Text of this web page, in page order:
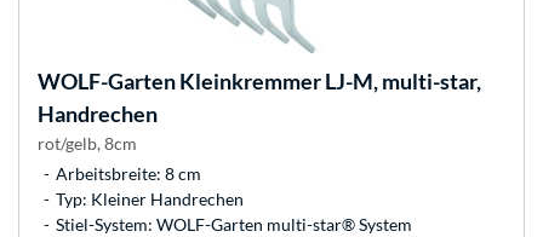
WOLF-GartenKleinkremmer LJ-M, multi-star,
Handrechen
rot/gelb, 8cm
Arbeitsbreite: 8 cm
Typ: Kleiner Handrechen
Stiel-System: WOLF-Garten multi-star® System